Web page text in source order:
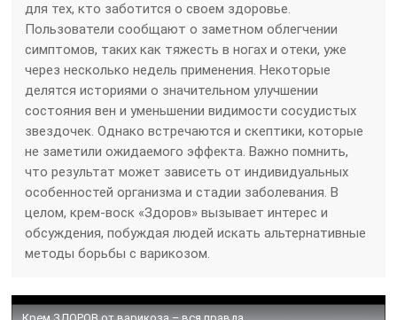
для тех, кто заботится о своем здоровье.
Пользователи сообщают о заметном облегчении
симптомов, таких как тяжесть в ногах и отеки, уже
через несколько недель применения. Некоторые
делятся историями о значительном улучшении
состояния вен и уменьшении видимости сосудистых
звездочек. Однако встречаются и скептики, которые
не заметили ожидаемого эффекта. Важно помнить,
что результат может зависеть от индивидуальных
особенностей организма и стадии заболевания. В
целом, крем-воск «Здоров» вызывает интерес и
обсуждения, побуждая людей искать альтернативные
методы борьбы с варикозом.